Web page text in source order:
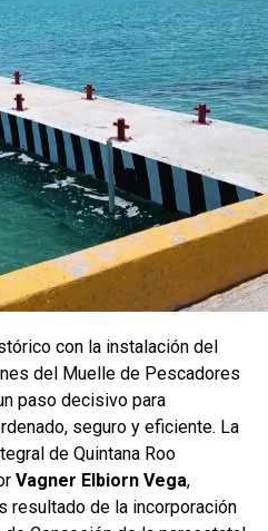
con la instalación del
del Muelle de Pescadores
paso decisivo para
seguro y eficiente. La
de Quintana Roo
Vagner Elbiorn Vega,
resultado de la incorporación